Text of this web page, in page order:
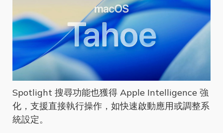
Spotlight 搜尋功能也獲得 Apple Intelligence 強
化，支援直接執行操作，如快速啟動應用或調整系
統設定。